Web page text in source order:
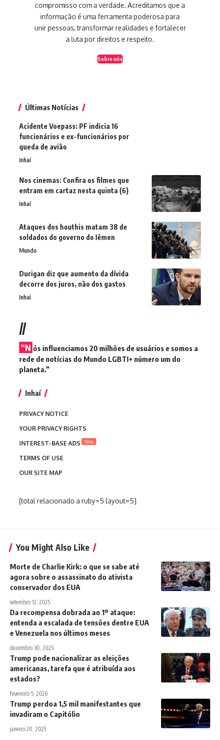
compromisso com a verdade. Acreditamos que a
informação é uma ferramenta poderosa para
unir pessoas, transformar realidades e fortalecer
a luta por direitos e respeito.
Sobre nós
Últimas Notícias
Acidente Voepass: PF indicia 16
funcionários e ex-funcionários por
queda de avião
Inhaí
Nos cinemas: Confira os filmes que
entram em cartaz nesta quinta (6)
Inhaí
Ataques dos houthis matam 38 de
soldados do governo do Iêmen
Mundo
Durigan diz que aumento da dívida
decorre dos juros, não dos gastos
Inhaí
//
“N ós influenciamos 20 milhões de usuários e somos a
rede de notícias do Mundo LGBTI+ número um do
planeta.”
Inhaí
PRIVACY NOTICE
YOUR PRIVACY RIGHTS
INTEREST-BASE ADS
New
TERMS OF USE
OUR SITE MAP
[total relacionado a ruby=5 layout=5]
You Might Also Like
Morte de Charlie Kirk: o que se sabe até
agora sobre o assassinato do ativista
conservador dos EUA
setembro 12, 2025
Da recompensa dobrada ao 1º ataque:
entenda a escalada de tensões dentre EUA
e Venezuela nos últimos meses
dezembro 30, 2025
Trump pode nacionalizar as eleições
americanas, tarefa que é atribuída aos
estados?
fevereiro 5, 2026
Trump perdoa 1,5 mil manifestantes que
invadiram o Capitólio
janeiro 20, 2025